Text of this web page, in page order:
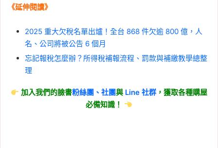
《延伸閱讀》
2025 重大欠稅名單出爐！全台 868 件欠逾 800 億，人
名、公司將被公告 6 個月
忘記報稅怎麼辦？所得稅補報流程、罰款與補繳教學總整
理
加入我們的臉書粉絲團、社團與 Line社群 ，獲取各種購屋
必備知識！